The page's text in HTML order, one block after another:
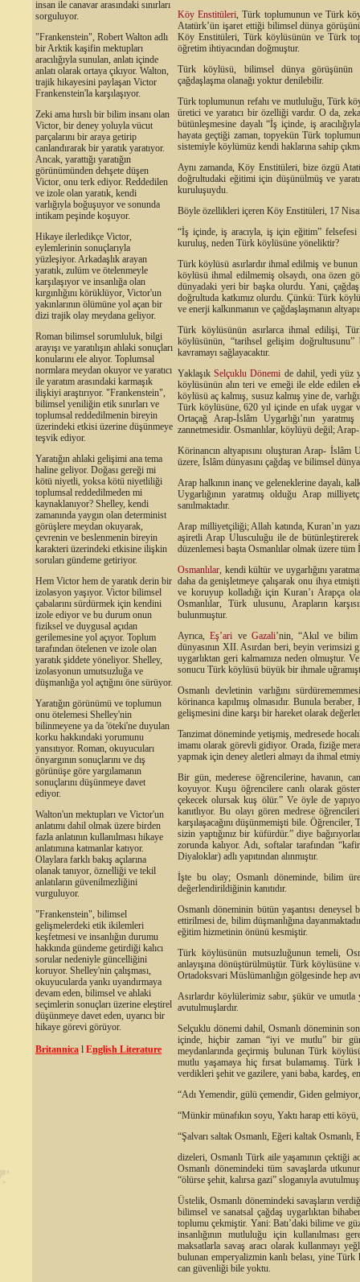
insan ile canavar arasındaki sınırları
sorguluyor.
"Frankenstein", Robert Walton adlı
bir Arktik kaşifin mektupları
aracılığıyla sunulan, anlatı içinde
anlatı olarak ortaya çıkıyor. Walton,
trajik hikayesini paylaşan Victor
Frankenstein'la karşılaşıyor.
Zeki ama hırslı bir bilim insanı olan
Victor, bir deney yoluyla vücut
parçalarını bir araya getirip
canlandırarak bir yaratık yaratıyor.
Ancak, yarattığı yaratığın
görünümünden dehşete düşen
Victor, onu terk ediyor. Reddedilen
ve izole olan yaratık, kendi
varlığıyla boğuşuyor ve sonunda
intikam peşinde koşuyor.
Hikaye ilerledikçe Victor,
eylemlerinin sonuçlarıyla
yüzleşiyor. Arkadaşlık arayan
yaratık, zulüm ve ötelenmeyle
karşılaşıyor ve insanlığa olan
kırgınlığını körüklüyor, Victor'un
yakınlarının ölümüne yol açan bir
dizi trajik olay meydana geliyor.
Roman bilimsel sorumluluk, bilgi
arayışı ve yaratılışın ahlaki sonuçları
konularını ele alıyor. Toplumsal
normlara meydan okuyor ve yaratıcı
ile yaratım arasındaki karmaşık
ilişkiyi araştırıyor. "Frankenstein",
bilimsel yeniliğin etik sınırları ve
toplumsal reddedilmenin bireyin
üzerindeki etkisi üzerine düşünmeye
teşvik ediyor.
Yaratığın ahlaki gelişimi ana tema
haline geliyor. Doğası gereği mi
kötü niyetli, yoksa kötü niyetliliği
toplumsal reddedilmeden mi
kaynaklanıyor? Shelley, kendi
zamanında yaygın olan determinist
görüşlere meydan okuyarak,
çevrenin ve beslenmenin bireyin
karakteri üzerindeki etkisine ilişkin
soruları gündeme getiriyor.
Hem Victor hem de yaratık derin bir
izolasyon yaşıyor. Victor bilimsel
çabalarını sürdürmek için kendini
izole ediyor ve bu durum onun
fiziksel ve duygusal açıdan
gerilemesine yol açıyor. Toplum
tarafından ötelenen ve izole olan
yaratık şiddete yöneliyor. Shelley,
izolasyonun umutsuzluğa ve
düşmanlığa yol açtığını öne sürüyor.
Yaratığın görünümü ve toplumun
onu ötelemesi Shelley'nin
bilinmeyene ya da 'öteki'ne duyulan
korku hakkındaki yorumunu
yansıtıyor. Roman, okuyucuları
önyargının sonuçlarını ve dış
görünüşe göre yargılamanın
sonuçlarını düşünmeye davet
ediyor.
Walton'un mektupları ve Victor'un
anlatımı dahil olmak üzere birden
fazla anlatının kullanılması hikaye
anlatımına katmanlar katıyor.
Olaylara farklı bakış açılarına
olanak tanıyor, öznelliği ve tekil
anlatıların güvenilmezliğini
vurguluyor.
"Frankenstein", bilimsel
gelişmelerdeki etik ikilemleri
keşfetmesi ve insanlığın durumu
hakkında gündeme getirdiği kalıcı
sorular nedeniyle güncelliğini
koruyor. Shelley'nin çalışması,
okuyucularda yankı uyandırmaya
devam eden, bilimsel ve ahlaki
seçimlerin sonuçları üzerine eleştirel
düşünmeye davet eden, uyarıcı bir
hikaye görevi görüyor.
Britannica l English Literature
Köy Enstitüleri, Türk toplumunun ve Türk
Atatürk’ün işaret ettiği bilimsel dünya
Köy Enstitüleri, Türk köylüsünün ve Türk
öğretim ihtiyacından
Türk köylüsü, bilimsel dünya görüşünün
çağdaşlaşma olanağı yoktur denilebilir.
Türk toplumunun refahı ve mutluluğu, Türk
üretici ve yaratıcı bir özelliği vardır. O da,
bütünleşmesine dayalı “İş içinde, iş
hayata geçtiği zaman, topyekün Türk
sistemiyle köylümüz kendi haklarına sahip
Aynı zamanda, Köy Enstitüleri, bize özgü
doğrultudaki eğitimi için düşünülmüş ve
kuruluşuydu.
Böyle özellikleri içeren Köy Enstitüleri, 17
“İş içinde, iş aracıyla, iş için eğitim”
kuruluş, neden Türk köylüsüne yöneliktir?
Türk köylüsü asırlardır ihmal edilmiş ve
köylüsü ihmal edilmemiş olsaydı, ona özen
dünyadaki yeri bir başka olurdu. Yani,
doğrultuda katkımız olurdu. Çünkü: Türk
ve enerji kalkınmanın ve çağdaşlaşmanın
Türk köylüsünün asırlarca ihmal edilişi,
köylüsünün, “tarihsel gelişim
kavramayı sağlayacaktır.
YaklaşıkSelçuklu Dönemi de dahil, yedi yüz
köylüsünün alın teri ve emeği ile elde edilen
köylüsü aç kalmış, susuz kalmış yine de,
Türk köylüsüne, 620 yıl içinde en ufak uygar
Ortaçağ Arap-İslâm Uygarlığı’nın
zannetmesidir. Osmanlılar, köylüyü değil;
Körinancın altyapısını oluşturan Arap-
üzere, İslâm dünyasını çağdaş ve bilimsel
Arap halkının inanç ve geleneklerine dayalı,
Uygarlığının yaratmış olduğu Arap
sanılmaktadır.
Arap milliyetçiliği; Allah katında, Kuran’ın
aşiretli Arap Ulusculuğu ile de
düzenlemesi başta Osmanlılar olmak üzere
Osmanlılar, kendi kültür ve uygarlığını
daha da genişletmeye çalışarak onu ihya
ve koruyup kolladığı için Kuran’ı Arapça
Osmanlılar, Türk ulusunu, Arapların
bulunmuştur.
Ayrıca,Eş’ari ve Gazali’nin, “Akıl ve bilim
dünyasının XII. Asırdan beri, beyin verimsizi
uygarlıktan geri kalmamıza neden olmuştur.
sonucu Türk köylüsü büyük bir ihmale
Osmanlı devletinin varlığını
körinanca kapılmış olmasıdır. Bunula
gelişmesini dine karşı bir hareket olarak
Tanzimat döneminde yetişmiş, medresede
imamı olarak görevli gidiyor. Orada, fiziğe
yapmak için deney aletleri almayı da ihmal
Bir gün, mederese öğrencilerine, havanın,
koyuyor. Kuşu öğrencilere canlı olarak
çekecek olursak kuş ölür.” Ve öyle de
kanıtlıyor. Bu olayı gören medrese
karşılaşacağını düşünmemişti bile. Öğrenciler,
sizin yaptığınız bir küfürdür.” diye
zorunda kalıyor. Adı, softalar tarafından
Diyaloklar) adlı yapıtından alınmıştır.
İşte bu olay; Osmanlı döneminde, bilim
değerlendirildiğinin kanıtıdır.
Osmanlı döneminin bütün yaşantısı
ettirilmesi de, bilim düşmanlığına
eğitim hizmetinin önünü kesmiştir.
Türk köylüsünün mutsuzluğunun temeli,
anlayışına dönüştürülmüştür. Türk
Ortadoksvari Müslümanlığın gölgesinde hep
Asırlardır köylülerimiz sabır, şükür ve umutla
avutulmuşlardır.
Selçuklu dönemi dahil, Osmanlı döneminin
içinde, hiçbir zaman “iyi ve mutlu” bir gün
meydanlarında geçirmiş bulunan Türk
mutlu yaşamaya hiç fırsat bulamamış. Türk
verdikleri şehit ve gazilere, yani baba, kardeş,
“Adı Yemendir, gülü çemendir, Giden
“Münkir münafıkın soyu, Yaktı harap etti
“Şalvarı saltak Osmanlı, Eğeri kaltak
dizeleri, Osmanlı Türk aile yaşamının çektiği
Osmanlı dönemindeki tüm savaşlarda
“ölürse şehit, kalırsa gazi” sloganıyla
Üstelik, Osmanlı dönemindeki savaşların
bilimsel ve sanatsal çağdaş uygarlıktan
toplumu çekmiştir. Yani: Batı’daki bilime ve
insanlığının mutluluğu için kullanılması
maksatlarla savaş aracı olarak kullanmayı
bulunan emperyalizmin kanlı belası, yine
can güvenliği bile yoktu.